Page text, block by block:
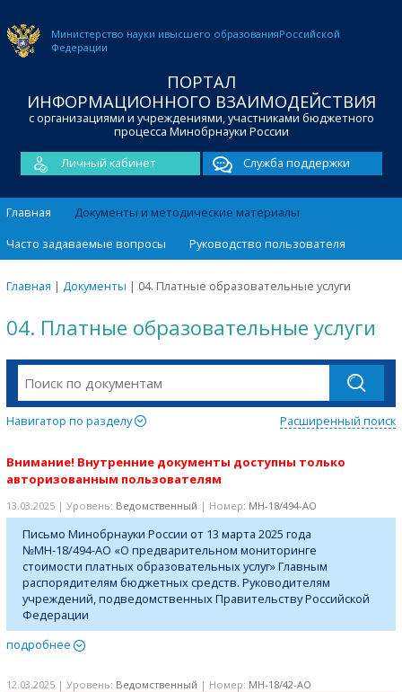
Министерство науки ивысшего образованияРоссийской
Федерации
ПОРТАЛ
ИНФОРМАЦИОННОГО ВЗАИМОДЕЙСТВИЯ
с организациями и учреждениями, участниками бюджетного
процесса Минобрнауки России
Личный кабинет
Служба поддержки
Главная
Документы и методические материалы
Часто задаваемые вопросы
Руководство пользователя
Главная | Документы | 04. Платные образовательные услуги
04. Платные образовательные услуги
Навигатор по разделу Расширенный поиск
Внимание! Внутренние документы доступны только
авторизованным пользователям
13.03.2025 | Уровень: Ведомственный | Номер: МН-18/494-АО
Письмо Минобрнауки России от 13 марта 2025 года
№МН-18/494-АО «О предварительном мониторинге
стоимости платных образовательных услуг» Главным
распорядителям бюджетных средств. Руководителям
учреждений, подведомственных Правительству Российской
Федерации
подробнее
12.03.2025 | Уровень: Ведомственный | Номер: МН-18/42-АО